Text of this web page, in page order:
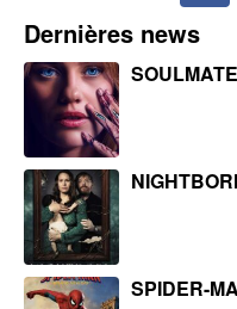
Dernières news
SPIDER-